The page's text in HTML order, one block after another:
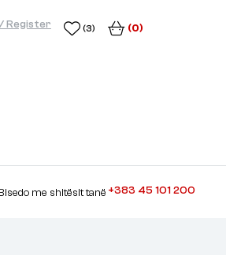
Register (3) (0)
me shitësit tanë +383 45 101 200